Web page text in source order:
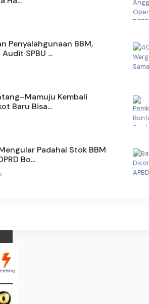
Penyalahgunaan BBM,
SPBU ...
Kembali
Baru Bisa...
Padahal Stok BBM
Bo...